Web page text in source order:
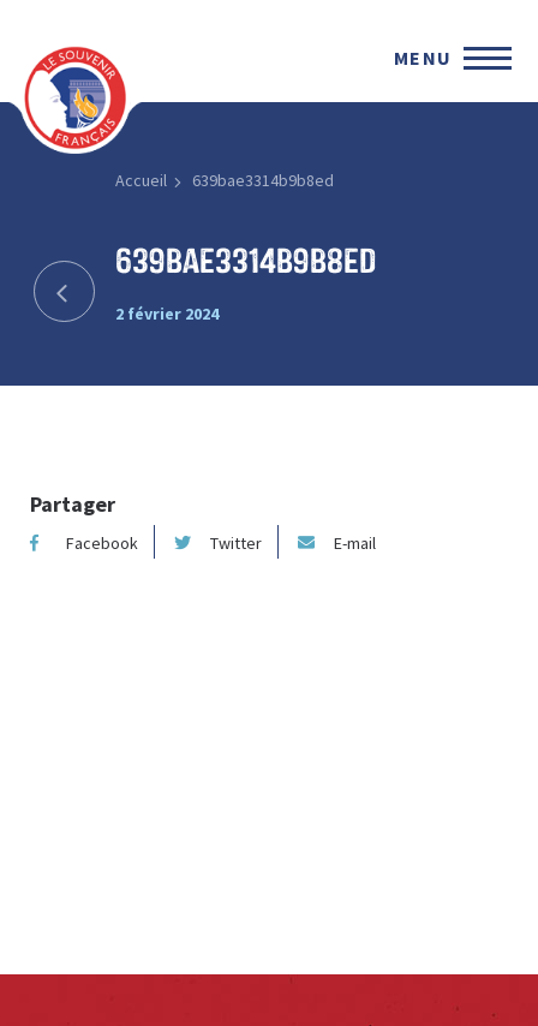
MENU
Accueil 639bae3314b9b8ed
639bae3314b9b8ed
2 février 2024
Partager
Facebook Twitter E-mail